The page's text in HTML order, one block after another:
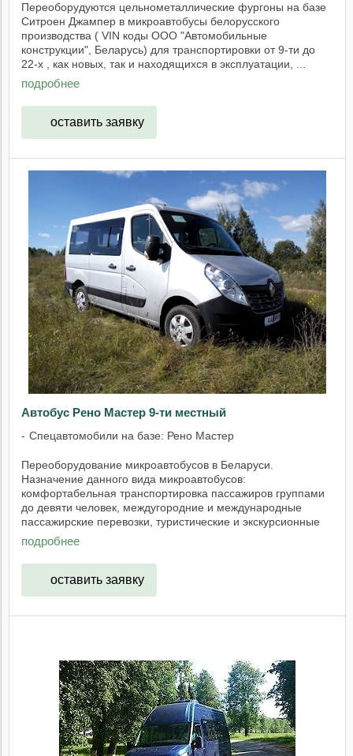
Переоборудуются цельнометаллические фургоны на базе
Ситроен Джампер в микроавтобусы белорусского
производства ( VIN коды ООО "Автомобильные
конструкции", Беларусь) для транспортировки от 9-ти до
22-х , как новых, так и находящихся в эксплуатации, ...
подробнее
оставить заявку
Автобус Рено Мастер 9-ти местный
Спецавтомобили на базе: Рено Мастер
Переоборудование микроавтобусов в Беларуси.
Назначение данного вида микроавтобусов:
комфортабельная транспортировка пассажиров группами
до девяти человек, междугородние и международные
пассажирские перевозки, туристические и экскурсионные
поездки. ...
подробнее
оставить заявку